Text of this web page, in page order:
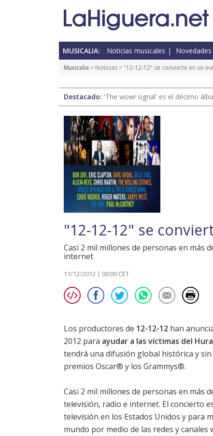
MUSICALIA: Noticias musicales Novedades
Musicalia > Noticias > "12-12-12" se convierte en un
Destacado: 'The wow! signal' es el décimo
"12-12-12" se
Casi 2 mil millones de personas en más
internet
11/12/2012 | 00:00 CET
Los productores de 12-12-12 han
2012 para ayudar a las víctimas del
tendrá una difusión global histórica y
premios Oscar® y los Grammys®.
Casi 2 mil millones de personas en más
televisión, radio e internet. El concierto
televisión en los Estados Unidos y para
mundo por medio de las redes y canales